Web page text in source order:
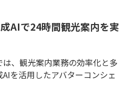
成AIで24時間観光案内を実
、観光案内業務の効率化と多
を活用したアバターコンシェ